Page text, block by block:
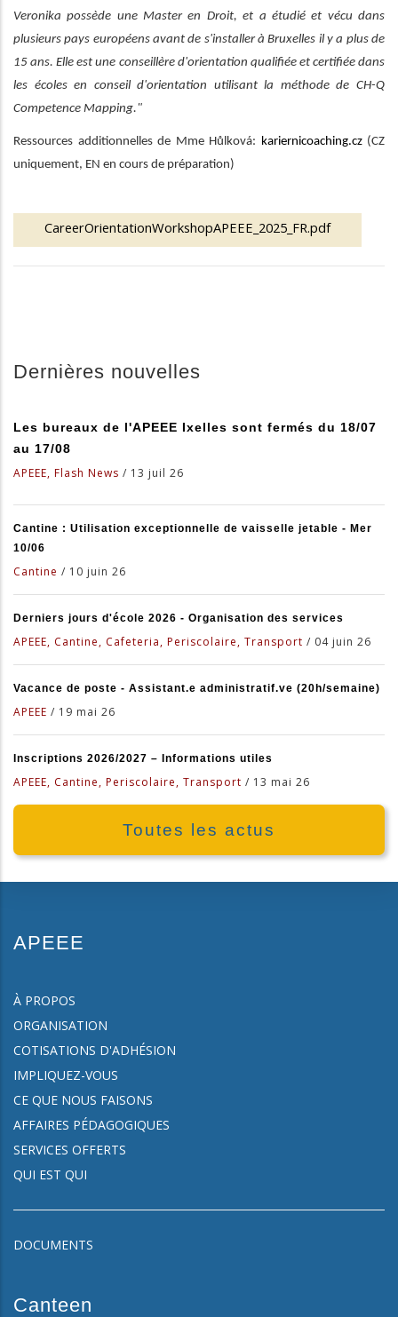
Veronika possède une Master en Droit, et a étudié et vécu dans
plusieurs pays européens avant de s'installer à Bruxelles il y a plus de
15 ans. Elle est une conseillère d'orientation qualifiée et certifiée dans
les écoles en conseil d'orientation utilisant la méthode de CH-Q
Competence Mapping."
Ressources additionnelles de Mme Hůlková: kariernicoaching.cz(CZ
uniquement, EN en cours de préparation)
CareerOrientationWorkshopAPEEE_2025_FR.pdf
Dernières nouvelles
Les bureaux de l'APEEE Ixelles sont fermés du 18/07
au 17/08
APEEE, Flash News / 13 juil 26
Cantine : Utilisation exceptionnelle de vaisselle jetable - Mer
10/06
Cantine / 10 juin 26
Derniers jours d'école 2026 - Organisation des services
APEEE, Cantine, Cafeteria, Periscolaire, Transport / 04 juin 26
Vacance de poste - Assistant.e administratif.ve (20h/semaine)
APEEE / 19 mai 26
Inscriptions 2026/2027 – Informations utiles
APEEE, Cantine, Periscolaire, Transport / 13 mai 26
Toutes les actus
APEEE
À PROPOS
ORGANISATION
COTISATIONS D'ADHÉSION
IMPLIQUEZ-VOUS
CE QUE NOUS FAISONS
AFFAIRES PÉDAGOGIQUES
SERVICES OFFERTS
QUI EST QUI
DOCUMENTS
Canteen